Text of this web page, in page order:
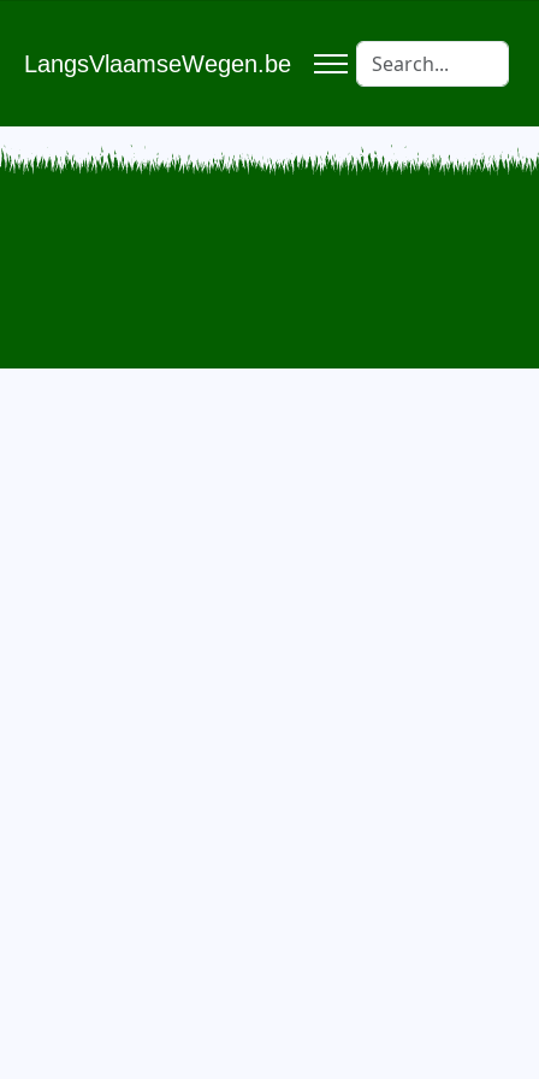
LangsVlaamseWegen.be